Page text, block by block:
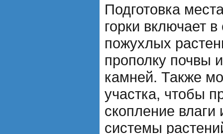
Подготовка
горки включает
пожухлых
прополку почвы
камней. Также
участка, чтобы
скопление влаги
системы